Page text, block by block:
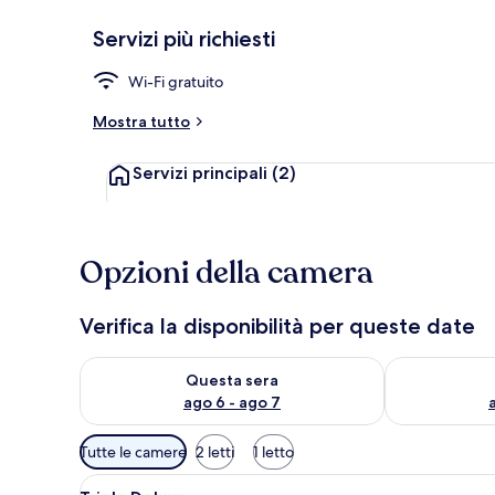
Servizi più richiesti
Wi-Fi gratuito
Mostra tutto
Servizi principali (2)
Opzioni della camera
Verifica la disponibilità per queste date
Questa sera
ago 6 - ago 7
Verifica la disponibilità per questa sera, ago 6 - ago 7
Verifica la
Filtri
disponibili
Tutte le camere 2 letti 1 letto
Apri